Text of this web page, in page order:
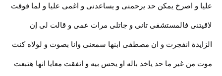
عليا و اصرخ يمكن حد يرحمنى و يساعدنى و اغمى عليا و لما فوقت
لاقيتنى فالمستشفى تانى و جاتلى مرات عمى و قالت لى إن
الزايدة انفجرت و ان مصطفى ابنها سمعنى وانا بصوت و لولاه كنت
موت من غير ما حد ياخد باله او يحس بيه و اتفقت معايا انها هتبعت